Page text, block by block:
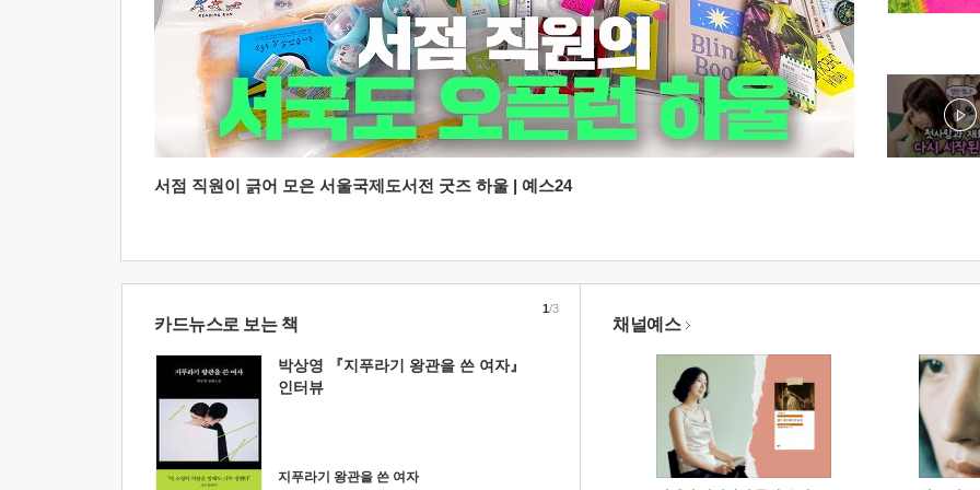
서점 직원이 긁어 모은 서울국제도서전 굿즈 하울 | 예스24
카드뉴스로 보는 책
박상영 『지푸라기 왕관을 쓴 여자』
인터뷰
지푸라기 왕관을 쓴 여자
1/3
채널예스